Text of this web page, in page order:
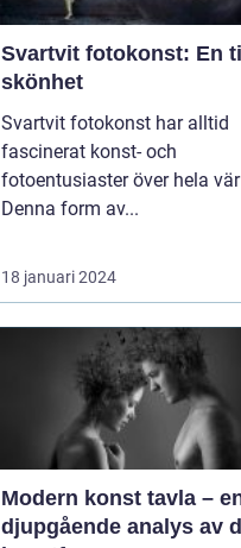
Svartvit fotokonst: En
skönhet
Svartvit fotokonst har alltid
fascinerat konst- och
fotoentusiaster över hela
Denna form av...
18 januari 2024
Modern konst tavla –
djupgående analys av